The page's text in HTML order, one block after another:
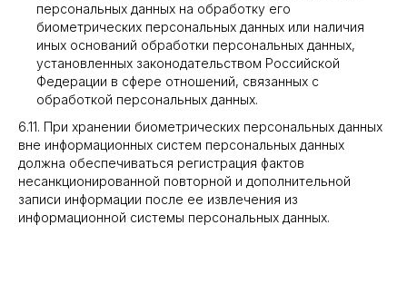
персональных данных на обработку его
биометрических персональных данных или наличия
иных оснований обработки персональных данных,
установленных законодательством Российской
Федерации в сфере отношений, связанных с
обработкой персональных данных.
6.11. При хранении биометрических персональных данных
вне информационных систем персональных данных
должна обеспечиваться регистрация фактов
несанкционированной повторной и дополнительной
записи информации после ее извлечения из
информационной системы персональных данных.